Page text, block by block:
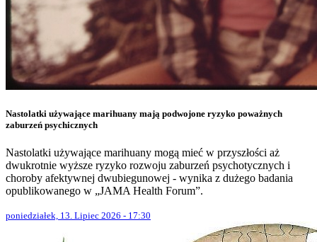
Nastolatki używające marihuany mają podwojone ryzyko poważnych
zaburzeń psychicznych
Nastolatki używające marihuany mogą mieć w przyszłości aż
dwukrotnie wyższe ryzyko rozwoju zaburzeń psychotycznych i
choroby afektywnej dwubiegunowej - wynika z dużego badania
opublikowanego w „JAMA Health Forum”.
poniedziałek, 13. Lipiec 2026 - 17:30